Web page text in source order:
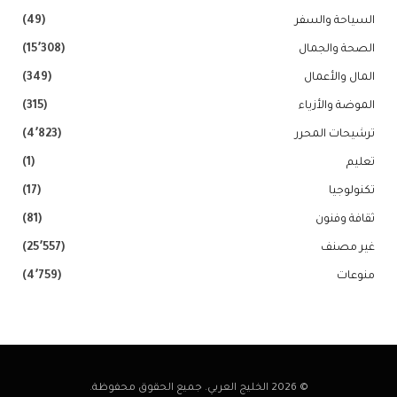
السياحة والسفر (49)
الصحة والجمال (15٬308)
المال والأعمال (349)
الموضة والأزياء (315)
ترشيحات المحرر (4٬823)
تعليم (1)
تكنولوجيا (17)
ثقافة وفنون (81)
غير مصنف (25٬557)
منوعات (4٬759)
© 2026 الخليج العربي. جميع الحقوق محفوظة.